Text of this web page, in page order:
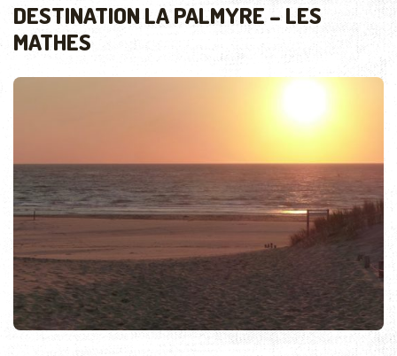
DESTINATION LA PALMYRE – LES
MATHES